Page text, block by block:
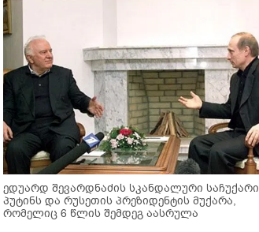
ედუარდ შევარდნაძის სკანდალური საჩუქარი
პუტინს და რუსეთის პრეზიდენტის მუქარა,
რომელიც 6 წლის შემდეგ აასრულა